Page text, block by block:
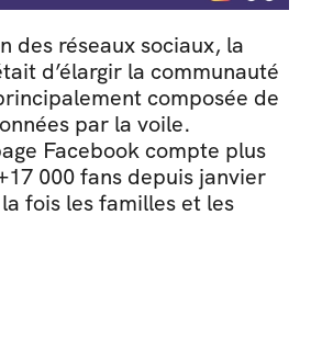
des réseaux sociaux, la
d’élargir la communauté
composée de
par la voile.
Facebook compte plus
000 fans depuis janvier
fois les familles et les